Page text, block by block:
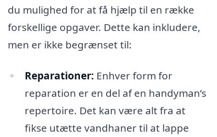
du mulighed for at få hjælp til en række
forskellige opgaver. Dette kan inkludere,
men er ikke begrænset til:
Reparationer: Enhver form for
reparation er en del af en handyman’s
repertoire. Det kan være alt fra at
fikse utætte vandhaner til at lappe